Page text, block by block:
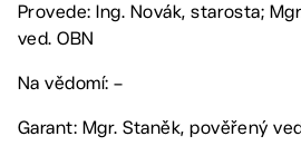
Provede: Ing. Novák, starosta;
ved. OBN
Na vědomí: –
Garant: Mgr. Staněk, pověřený